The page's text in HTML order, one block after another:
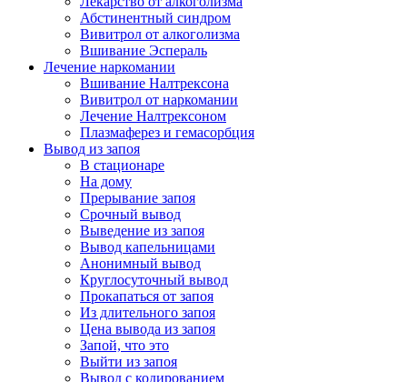
Абстинентный синдром
Вивитрол от алкоголизма
Вшивание Эспераль
Лечение наркомании
Вшивание Налтрексона
Вивитрол от наркомании
Лечение Налтрексоном
Плазмаферез и гемасорбция
Вывод из запоя
В стационаре
На дому
Прерывание запоя
Срочный вывод
Выведение из запоя
Вывод капельницами
Анонимный вывод
Круглосуточный вывод
Прокапаться от запоя
Из длительного запоя
Цена вывода из запоя
Запой, что это
Выйти из запоя
Вывод с кодированием